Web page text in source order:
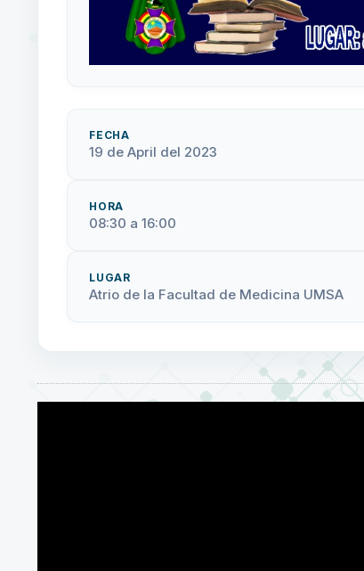
FECHA
19 de April del 2023
HORA
08:30 a 16:00
LUGAR
Atrio de la Facultad de Medicina UMSA